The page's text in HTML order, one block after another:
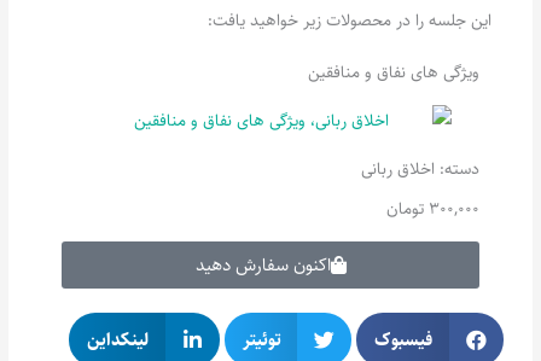
این جلسه را در محصولات زیر خواهید یافت:
ویژگی های نفاق و منافقین
دسته: اخلاق ربانی
300,000 تومان
اکنون سفارش دهید
فیسبوک توئیتر لینکداین